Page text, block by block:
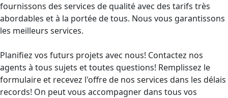
fournissons des services de qualité avec des tarifs très
abordables et à la portée de tous. Nous vous garantissons
les meilleurs services.
Planifiez vos futurs projets avec nous! Contactez nos
agents à tous sujets et toutes questions! Remplissez le
formulaire et recevez l'offre de nos services dans les délais
records! On peut vous accompagner dans tous vos